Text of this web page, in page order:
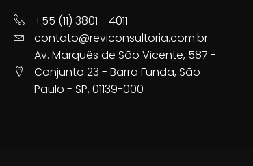
+55 (11) 3801 - 4011
contato@reviconsultoria.com.br
Av. Marquês de São Vicente, 587 -
Conjunto 23 - Barra Funda, São
Paulo - SP, 01139-000